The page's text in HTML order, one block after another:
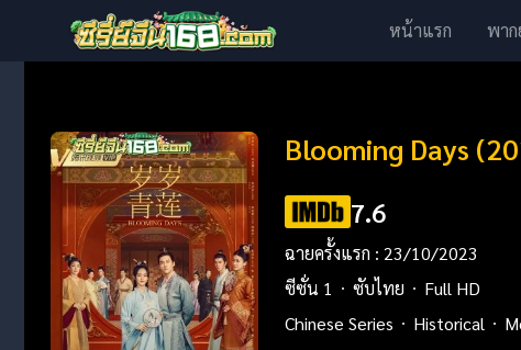
หน้าแรก พาก
Blooming Days
7.6
ฉายครั้งแรก : 23/10/2023
ซีซั่น 1
ซับไทย
Full HD
Chinese Series
Historical